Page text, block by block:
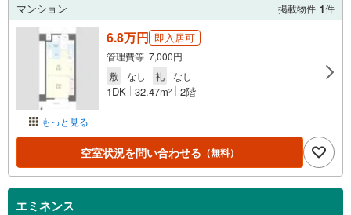
マンション
掲載物件 1件
もっと見る
6.8万円 即入居可
管理費等 7,000円
敷
なし 礼 なし
1DK 32.47m2 2階
空室状況を問い合わせる （無料）
エミネンス